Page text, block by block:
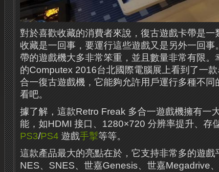
對於喜歡收藏的消費者來說，復古遊戲卡帶是一
收藏是一回事，要運行這些遊戲又是另外一回事
帶的遊戲機大多非常笨重，並且數量非常有限
的Computex 2016台北國際電腦展上看到了一
合一復古遊戲機，它能夠允許用戶運行多種不同
看吧。
據了解，這款Retro Freak 多合一遊戲機擁有一
能，如HDMI 接口、1280×720 分辨率提升、存
PS3/PS4 遊戲手掣等等。
這款產品最大的亮點在​​於，它支持非常多的遊戲
NES、SNES、世嘉Genesis、世嘉Megadrive